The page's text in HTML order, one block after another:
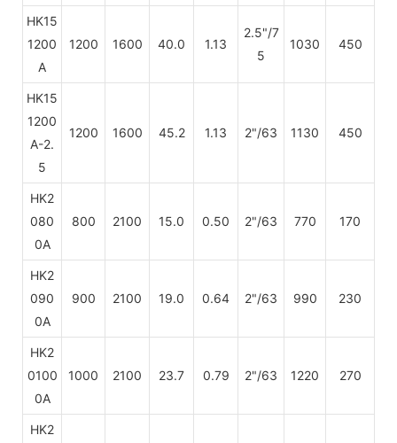
HK15
1200
A
1200 1600 40.0 1.13
2.5"/7
5
1030 450
HK15
1200
A-2.
5
1200 1600 45.2 1.13 2"/63 1130 450
HK2
080
0A
800 2100 15.0 0.50 2"/63 770 170
HK2
090
0A
900 2100 19.0 0.64 2"/63 990 230
HK2
0100
0A
1000 2100 23.7 0.79 2"/63 1220 270
HK2